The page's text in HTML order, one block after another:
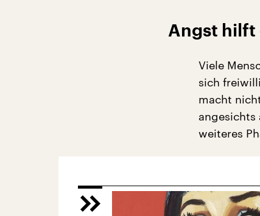
Angst hilft
Viele
sich
macht
angesichts
weiteres